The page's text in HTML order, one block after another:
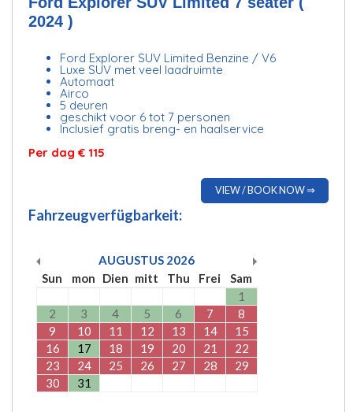
2024 )
Ford Explorer SUV Limited Benzine / V6
Luxe SUV met veel laadruimte
Automaat
Airco
5 deuren
geschikt voor 6 tot 7 personen
Inclusief gratis breng- en haalservice
Per dag € 115
VIEW / BOOK NOW ⇒
Fahrzeugverfügbarkeit:
AUGUSTUS 2026
Sun
mon Dien mitt Thu Frei
Sam
1
2
3 4 5 6 7
8
9
10 11 12 13 14
15
16
17 18 19 20 21
22
23
24 25 26 27 28
29
30
31